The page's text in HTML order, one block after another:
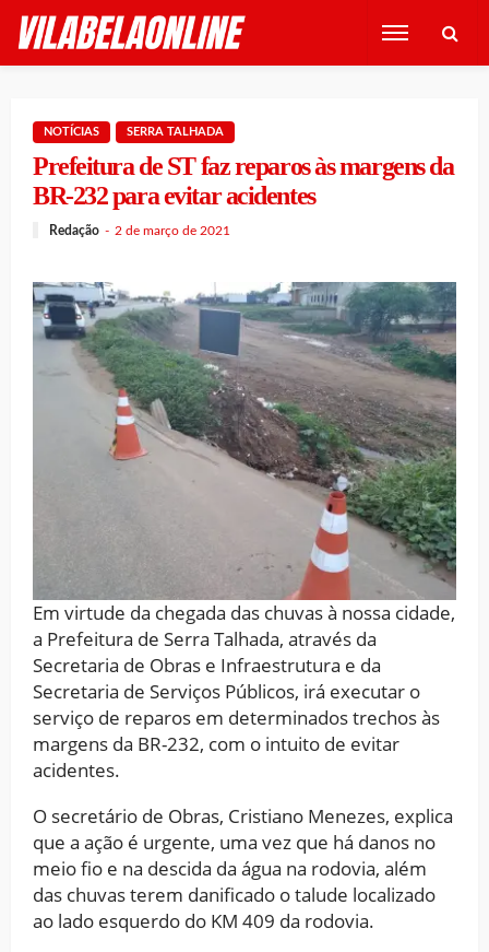
NOTÍCIAS SERRA TALHADA
Prefeitura de ST faz reparos às margens da
BR-232 para evitar acidentes
Redação 2 de março de 2021
Em virtude da chegada das chuvas à nossa cidade,
a Prefeitura de Serra Talhada, através da
Secretaria de Obras e Infraestrutura e da
Secretaria de Serviços Públicos, irá executar o
serviço de reparos em determinados trechos às
margens da BR-232, com o intuito de evitar
acidentes.
O secretário de Obras, Cristiano Menezes, explica
que a ação é urgente, uma vez que há danos no
meio fio e na descida da água na rodovia, além
das chuvas terem danificado o talude localizado
ao lado esquerdo do KM 409 da rodovia.